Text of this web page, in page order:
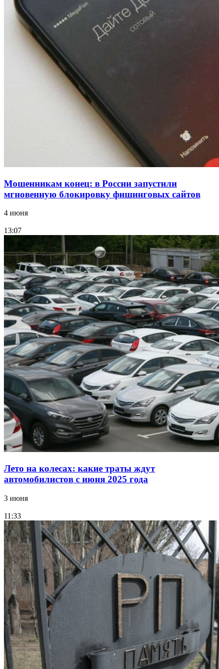
12:39
Сладкий праздник в Волгограде: в Центральном
парке прошёл фестиваль „Арбузный переполох“
Волгоградские компании нарастили экспорт:
заключены контракты на 3,6 млн долларов
Мошенникам конец: в России запустили
мгновенную блокировку фишинговых сайтов
4 июня
13:07
Лето на колесах: какие траты ждут
автомобилистов с июня 2025 года
3 июня
11:33